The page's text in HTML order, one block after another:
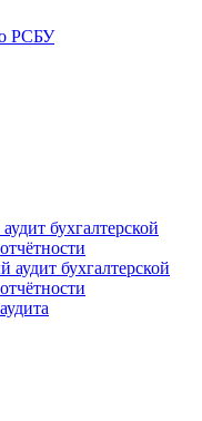
РСБУ
бухгалтерской
бухгалтерской